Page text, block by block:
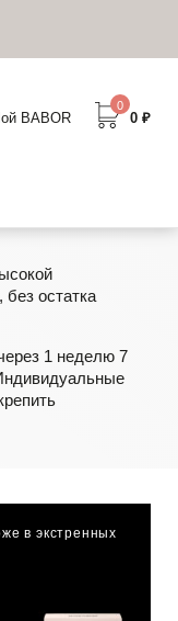
BABOR
0
0 ₽
остатка
1 неделю 7
в экстренных